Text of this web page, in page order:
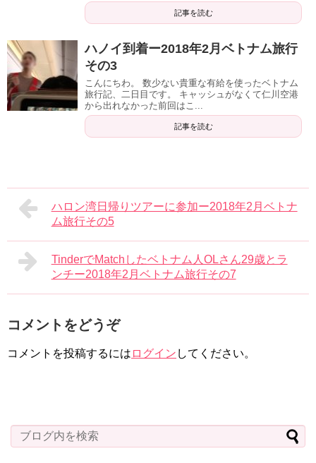
記事を読む
ハノイ到着ー2018年2月ベトナム旅行
その3
こんにちわ。 数少ない貴重な有給を使ったベトナム
旅行記、二日目です。 キャッシュがなくて仁川空港
から出れなかった前回はこ...
記事を読む
ハロン湾日帰りツアーに参加ー2018年2月ベトナ
ム旅行その5
TinderでMatchしたベトナム人OLさん29歳とラ
ンチー2018年2月ベトナム旅行その7
コメントをどうぞ
コメントを投稿するには ログイン してください。